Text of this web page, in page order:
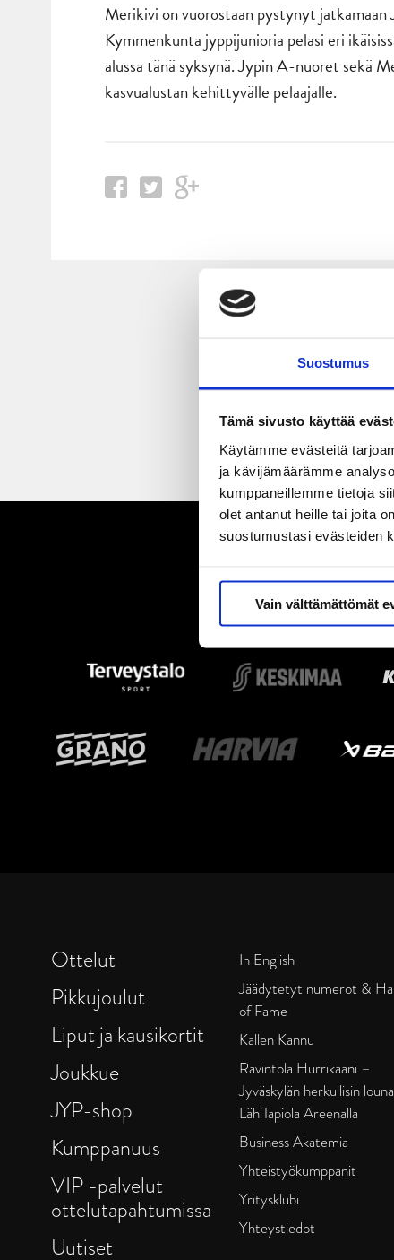
Suostumus
Tämä sivusto käyttää
Käytämme evästeitä
ja kävijämäärämme
kumppaneillemme tietoja
olet antanut heille tai joita
suostumustasi evästeiden
Vain välttämättömät
Merikivi on vuorostaan pystynyt
Kymmenkunta jyppijunioria pelasi eri
alussa tänä syksynä. Jypin A-nuoret sekä
kasvualustan kehittyvälle pelaajalle.
Ottelut
Pikkujoulut
Liput ja kausikortit
Joukkue
JYP-shop
Kumppanuus
VIP -palvelut
ottelutapahtumissa
Uutiset
In English
Jäädytetyt numerot &
of Fame
Kallen Kannu
Ravintola Hurrikaani –
Jyväskylän herkullisin
LähiTapiola Areenalla
Business Akatemia
Yhteistyökumppanit
Yritysklubi
Yhteystiedot